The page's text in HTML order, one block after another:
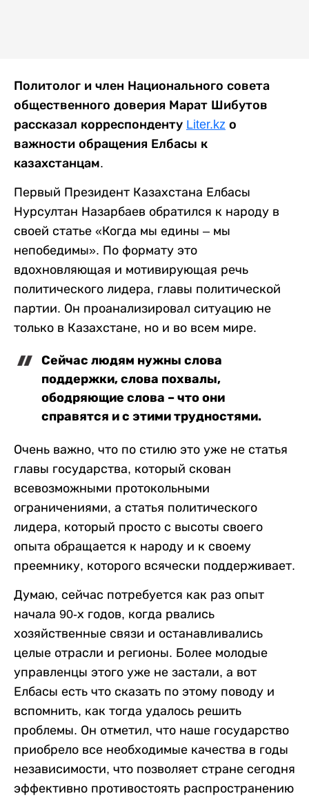
Политолог и член Национального совета
общественного доверия Марат Шибутов
рассказал корреспонденту Liter.kz о
важности обращения Елбасы к
казахстанцам.
Первый Президент Казахстана Елбасы
Нурсултан Назарбаев обратился к народу в
своей статье «Когда мы едины – мы
непобедимы». По формату это
вдохновляющая и мотивирующая речь
политического лидера, главы политической
партии. Он проанализировал ситуацию не
только в Казахстане, но и во всем мире.
Сейчас людям нужны слова
поддержки, слова похвалы,
ободряющие слова – что они
справятся и с этими трудностями.
Очень важно, что по стилю это уже не статья
главы государства, который скован
всевозможными протокольными
ограничениями, а статья политического
лидера, который просто с высоты своего
опыта обращается к народу и к своему
преемнику, которого всячески поддерживает.
Думаю, сейчас потребуется как раз опыт
начала 90-х годов, когда рвались
хозяйственные связи и останавливались
целые отрасли и регионы. Более молодые
управленцы этого уже не застали, а вот
Елбасы есть что сказать по этому поводу и
вспомнить, как тогда удалось решить
проблемы. Он отметил, что наше государство
приобрело все необходимые качества в годы
независимости, что позволяет стране сегодня
эффективно противостоять распространению